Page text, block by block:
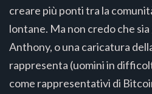
creare più ponti tra la
lontane. Ma non credo che
Anthony, o una caricatura
rappresenta (uomini in
come rappresentativi di